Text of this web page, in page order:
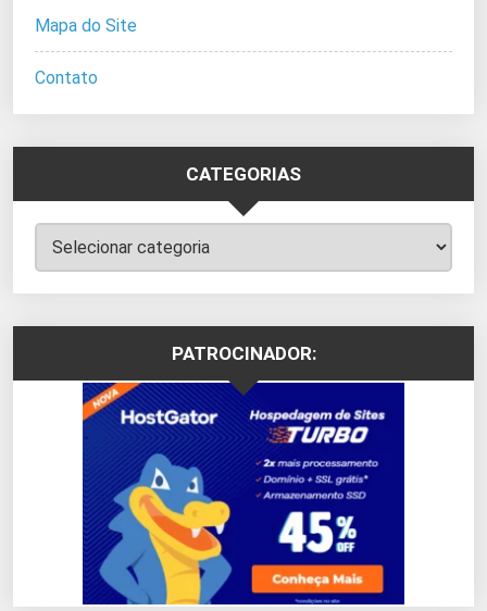
Mapa do Site
Contato
CATEGORIAS
Categorias
PATROCINADOR: